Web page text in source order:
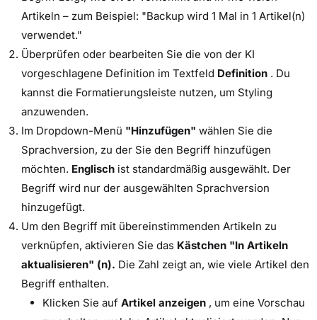
Artikeln – zum Beispiel: "Backup wird 1 Mal in 1 Artikel(n)
verwendet."
Überprüfen oder bearbeiten Sie die von der KI
vorgeschlagene Definition im Textfeld Definition . Du
kannst die Formatierungsleiste nutzen, um Styling
anzuwenden.
Im Dropdown-Menü "Hinzufügen" wählen Sie die
Sprachversion, zu der Sie den Begriff hinzufügen
möchten. Englisch ist standardmäßig ausgewählt. Der
Begriff wird nur der ausgewählten Sprachversion
hinzugefügt.
Um den Begriff mit übereinstimmenden Artikeln zu
verknüpfen, aktivieren Sie das Kästchen "In Artikeln
aktualisieren" (n). Die Zahl zeigt an, wie viele Artikel den
Begriff enthalten.
Klicken Sie auf Artikel anzeigen , um eine Vorschau